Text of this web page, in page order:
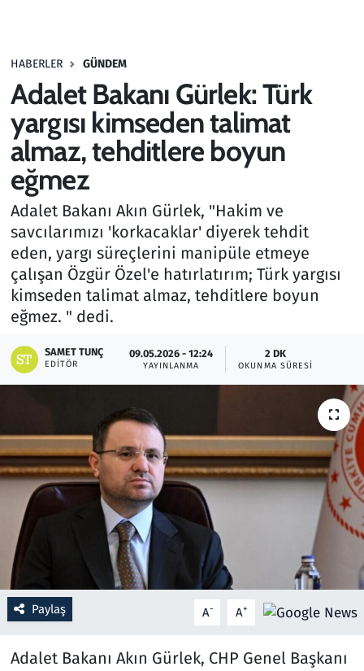
HABERLER GÜNDEM
Adalet Bakanı Gürlek: Türk
yargısı kimseden talimat
almaz, tehditlere boyun
eğmez
Adalet Bakanı Akın Gürlek, "Hakim ve
savcılarımızı 'korkacaklar' diyerek tehdit
eden, yargı süreçlerini manipüle etmeye
çalışan Özgür Özel'e hatırlatırım; Türk yargısı
kimseden talimat almaz, tehditlere boyun
eğmez. " dedi.
SAMET TUNÇ
EDITÖR
09.05.2026 - 12:24
YAYINLANMA
2 DK
OKUNMA SÜRESI
Paylaş A- A+
Adalet Bakanı Akın Gürlek, CHP Genel Başkanı
Haber
Kültür Sanat
Kurumsal Haberler
Lezzet Durağı
Memur ve Kamu
Otomobil
Oyun
Ramazan
Rüya Tabirleri
Sağlık
Savunma Sanayi
Seçim 2023
Spor
Teknoloji ve Bilim